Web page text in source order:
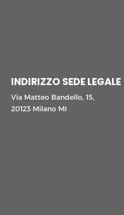
INDIRIZZO SEDE LEGALE
Via Matteo Bandello, 15,
20123 Milano MI